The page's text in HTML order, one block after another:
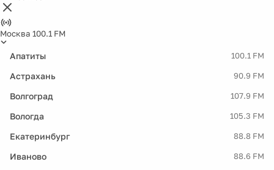
Москва 100.1 FM
Апатиты 100.1 FM
Астрахань 90.9 FM
Волгоград 107.9 FM
Вологда 105.3 FM
Екатеринбург 88.8 FM
Иваново 88.6 FM